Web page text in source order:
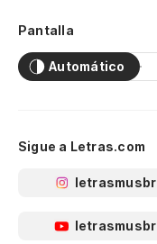
Pantalla
Automático
Sigue a Letras.com
letrasmusbr
letrasmusbr